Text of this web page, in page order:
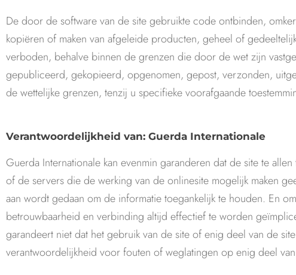
De door de software van de site gebruikte code ontbinden,
kopiëren of maken van afgeleide producten, geheel of
verboden, behalve binnen de grenzen die door de wet zijn
gepubliceerd, gekopieerd, opgenomen, gepost, verzonden,
de wettelijke grenzen, tenzij u specifieke voorafgaande
Verantwoordelijkheid van: Guerda Internationale
Guerda Internationale kan evenmin garanderen dat de site te
of de servers die de werking van de onlinesite mogelijk maken
aan wordt gedaan om de informatie toegankelijk te houden. En
betrouwbaarheid en verbinding altijd effectief te worden
garandeert niet dat het gebruik van de site of enig deel van de
verantwoordelijkheid voor fouten of weglatingen op enig deel